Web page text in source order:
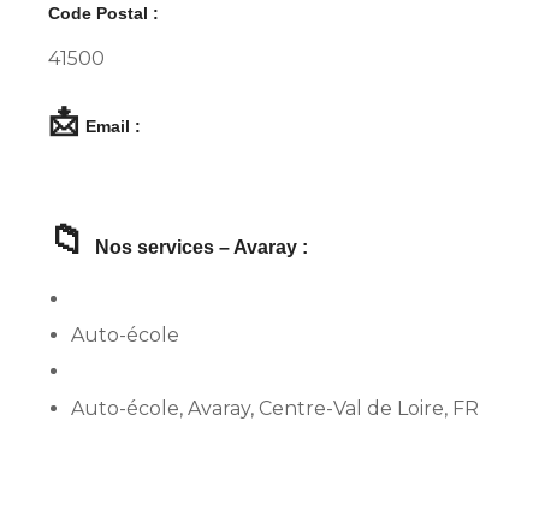
Code Postal :
41500
📩 Email :
📁 Nos services – Avaray :
Auto-école
Auto-école, Avaray, Centre-Val de Loire, FR